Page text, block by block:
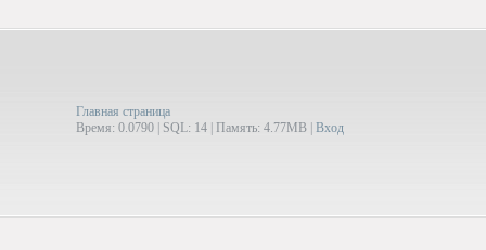
Главная страница
Время: 0.0790 | SQL: 14 | Память: 4.77MB Вход